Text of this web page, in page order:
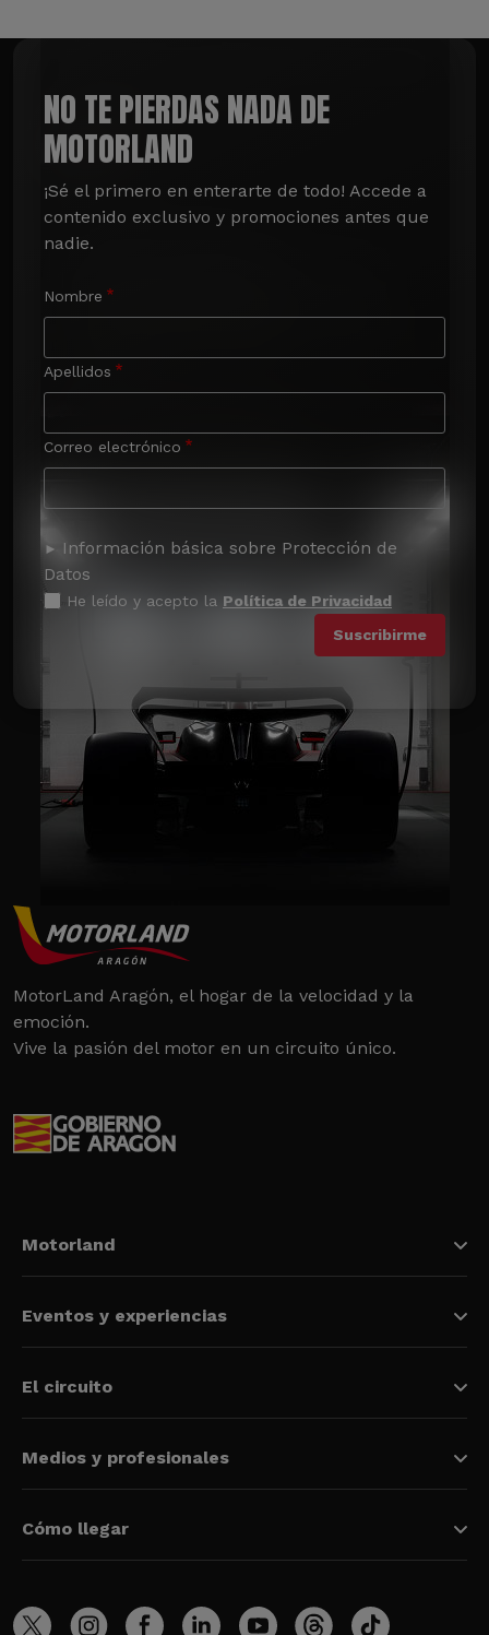
NO TE PIERDAS NADA DE
MOTORLAND
¡Sé el primero en enterarte de todo! Accede a
contenido exclusivo y promociones antes que
nadie.
Nombre
Apellidos
Correo electrónico
Información básica sobre Protección de
Datos
He leído y acepto la Política de Privacidad
MotorLand Aragón, el hogar de la velocidad y la
emoción.
Vive la pasión del motor en un circuito único.
Motorland
Eventos y experiencias
El circuito
Medios y profesionales
Cómo llegar